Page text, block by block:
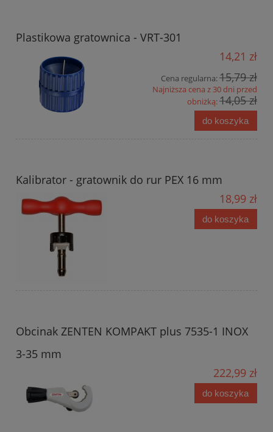
Plastikowa gratownica - VRT-301
14,21 zł
Cena regularna:15,79 zł
Najniższa cena z 30 dni przed
obniżką:14,05 zł
do koszyka
Kalibrator - gratownik do rur PEX 16 mm
18,99 zł
do koszyka
Obcinak ZENTEN KOMPAKT plus 7535-1 INOX
3-35 mm
222,99 zł
do koszyka